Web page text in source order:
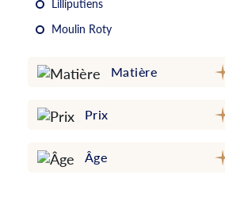
Lilliputiens
Moulin Roty
Matière
Prix
Âge